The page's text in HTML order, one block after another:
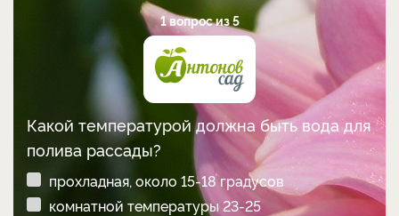
1 вопрос из 5
Какой температурой должна быть вода для
полива рассады?
прохладная, около 15-18 градусов
комнатной температуры 23-25